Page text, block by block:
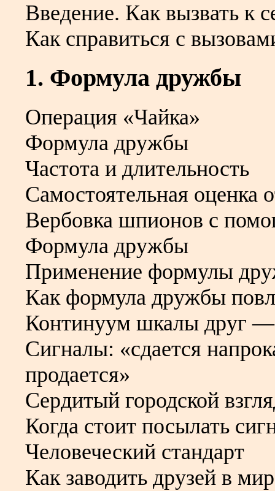
Введение. Как вызвать к
Как справиться с
1. Формула дружбы
Операция «Чайка»
Формула дружбы
Частота и длительность
Самостоятельная оценка
Вербовка шпионов с
Формула дружбы
Применение формулы
Как формула дружбы
Континуум шкалы друг —
Сигналы: «сдается
продается»
Сердитый городской
Когда стоит посылать
Человеческий стандарт
Как заводить друзей в